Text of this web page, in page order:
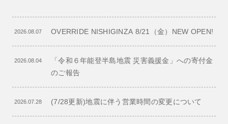
2026.08.07 OVERRIDE NISHIGINZA 8/21（金）NEW OPEN!
2026.08.04
「令和６年能登半島地震 災害義援金」への寄付金
のご報告
2026.07.28 (7/28更新)地震に伴う営業時間の変更について